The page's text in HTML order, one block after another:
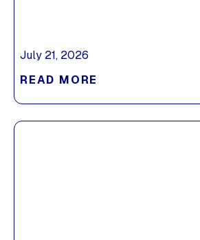
July 21, 2026
READ MORE